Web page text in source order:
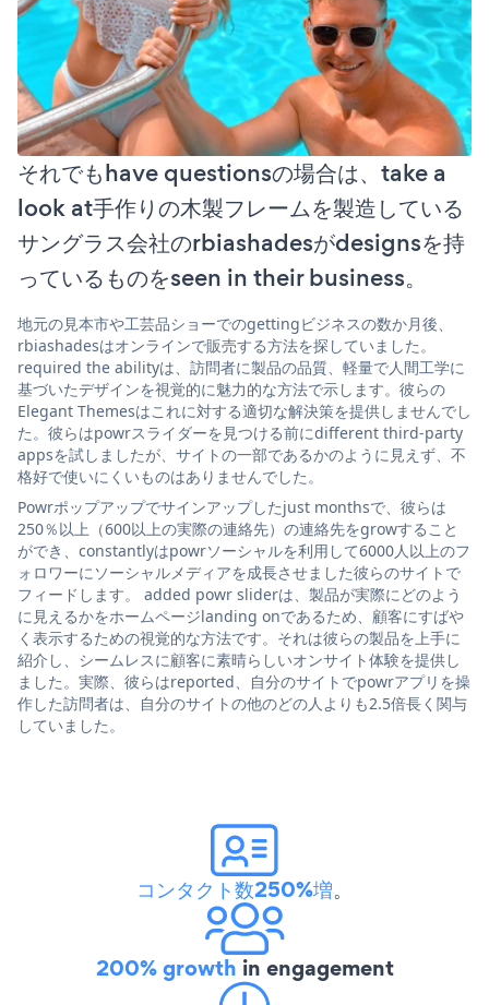
それでもhave questionsの場合は、take a
look at手作りの木製フレームを製造している
サングラス会社のrbiashadesがdesignsを持
っているものをseen in their business。
地元の見本市や工芸品ショーでのgettingビジネスの数か月後、
rbiashadesはオンラインで販売する方法を探していました。
required the abilityは、訪問者に製品の品質、軽量で人間工学に
基づいたデザインを視覚的に魅力的な方法で示します。彼らの
Elegant Themesはこれに対する適切な解決策を提供しませんでし
た。彼らはpowrスライダーを見つける前にdifferent third-party
appsを試しましたが、サイトの一部であるかのように見えず、不
格好で使いにくいものはありませんでした。
Powrポップアップでサインアップしたjust monthsで、彼らは
250％以上（600以上の実際の連絡先）の連絡先をgrowすること
ができ、constantlyはpowrソーシャルを利用して6000人以上のフ
ォロワーにソーシャルメディアを成長させました彼らのサイトで
フィードします。 added powr sliderは、製品が実際にどのよう
に見えるかをホームページlanding onであるため、顧客にすばや
く表示するための視覚的な方法です。それは彼らの製品を上手に
紹介し、シームレスに顧客に素晴らしいオンサイト体験を提供し
ました。実際、彼らはreported、自分のサイトでpowrアプリを操
作した訪問者は、自分のサイトの他のどの人よりも2.5倍長く関与
していました。
コンタクト数250%増。
200% growth in engagement